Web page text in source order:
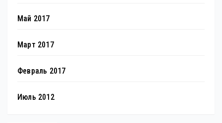
Май 2017
Март 2017
Февраль 2017
Июль 2012